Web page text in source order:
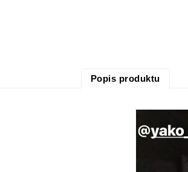
Popis produktu